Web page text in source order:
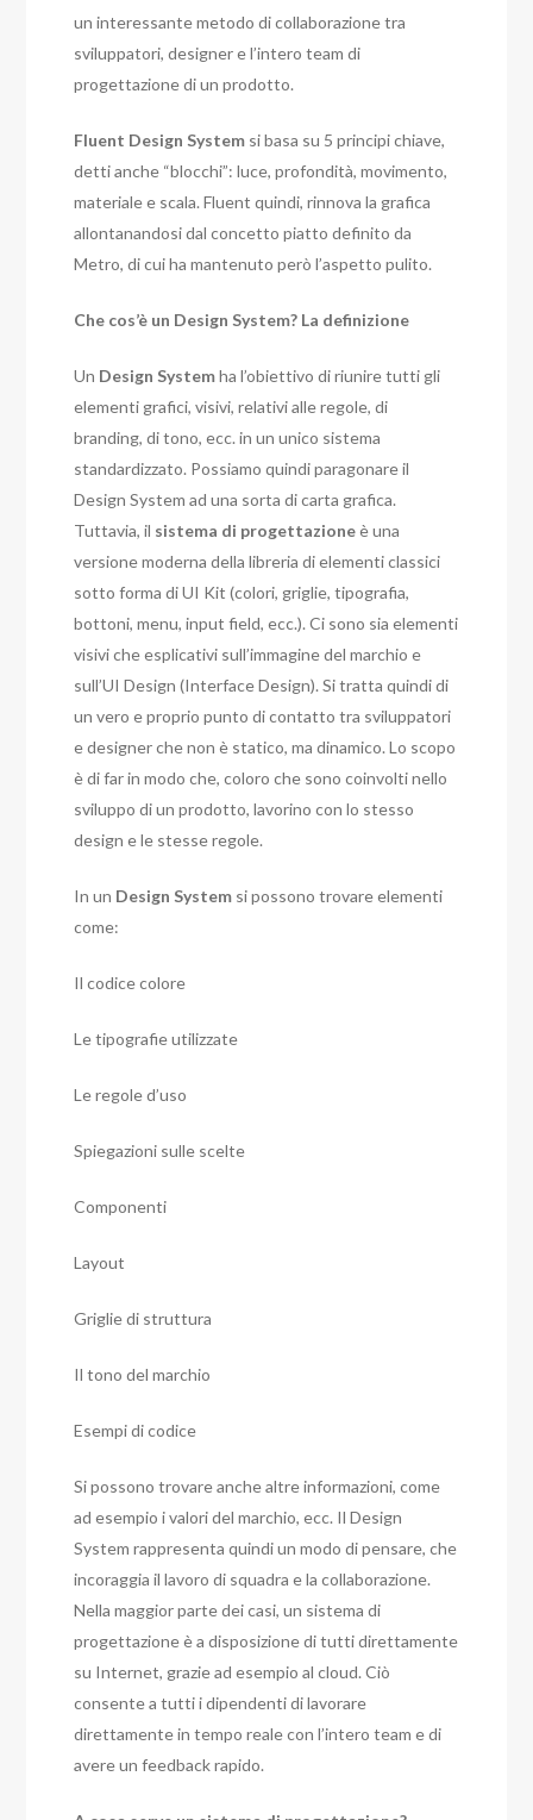
un interessante metodo di collaborazione tra
sviluppatori, designer e l’intero team di
progettazione di un prodotto.
Fluent Design System si basa su 5 principi chiave,
detti anche “blocchi”: luce, profondità, movimento,
materiale e scala. Fluent quindi, rinnova la grafica
allontanandosi dal concetto piatto definito da
Metro, di cui ha mantenuto però l’aspetto pulito.
Che cos’è un Design System? La definizione
Un Design Systemha l’obiettivo di riunire tutti gli
elementi grafici, visivi, relativi alle regole, di
branding, di tono, ecc. in un unico sistema
standardizzato. Possiamo quindi paragonare il
Design System ad una sorta di carta grafica.
Tuttavia, il sistema di progettazioneè una
versione moderna della libreria di elementi classici
sotto forma di UI Kit (colori, griglie, tipografia,
bottoni, menu, input field, ecc.). Ci sono sia elementi
visivi che esplicativi sull’immagine del marchio e
sull’UI Design (Interface Design). Si tratta quindi di
un vero e proprio punto di contatto tra sviluppatori
e designer che non è statico, ma dinamico. Lo scopo
è di far in modo che, coloro che sono coinvolti nello
sviluppo di un prodotto, lavorino con lo stesso
design e le stesse regole.
In un Design System si possono trovare elementi
come:
Il codice colore
Le tipografie utilizzate
Le regole d’uso
Spiegazioni sulle scelte
Componenti
Layout
Griglie di struttura
Il tono del marchio
Esempi di codice
Si possono trovare anche altre informazioni, come
ad esempio i valori del marchio, ecc. Il Design
System rappresenta quindi un modo di pensare, che
incoraggia il lavoro di squadra e la collaborazione.
Nella maggior parte dei casi, un sistema di
progettazione è a disposizione di tutti direttamente
su Internet, grazie ad esempio al cloud. Ciò
consente a tutti i dipendenti di lavorare
direttamente in tempo reale con l’intero team e di
avere un feedback rapido.